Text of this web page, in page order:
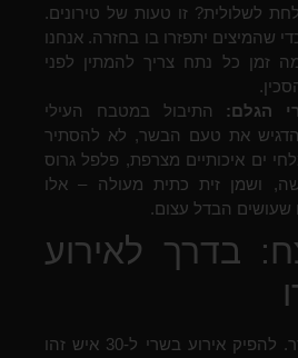
לשלולית? זו טעות של טירונים.
שהמיצים יתפזרו בו בחזרה. אנחנו
זמן כל נתח צריך להמתין לפני
הגלם: התיבול במטבח העילי
את טעם הבשר, לא להסתיר
ים איכותיים מצרפת, פלפל גרוס
ושמן זית כתית מעולה – אלו
שעושים הבדל עצום.
בדרך לאירוע
אז בואו נעשה רגע סדר. להפיק אירוע בשרי ל-30 איש זהו